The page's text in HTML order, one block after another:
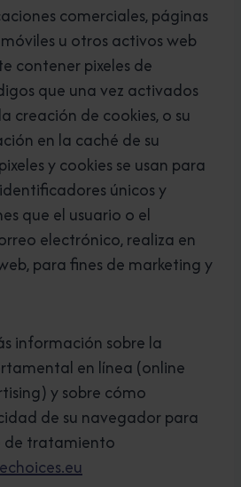
comerciales, páginas
u otros activos web
contener pixeles de
que una vez activados
creación de cookies, o su
en la caché de su
y cookies se usan para
únicos y
que el usuario o el
electrónico, realiza en
para fines de marketing y
información sobre la
en línea (online
y sobre cómo
de su navegador para
de tratamiento